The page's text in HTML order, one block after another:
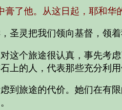
膏了他。从这日起，耶和华
圣灵把我们领向基督，领着
这个旅途很认真，事先考
上的人，代表那些充分利
到旅途的代价。她们在有